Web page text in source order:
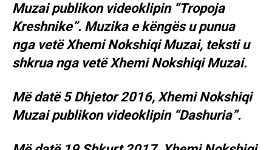
Muzai publikon videoklipin “Tropoja
Kreshnike”. Muzika e këngës u punua
nga vetë Xhemi Nokshiqi Muzai, teksti u
shkrua nga vetë Xhemi Nokshiqi Muzai.
Më datë 5 Dhjetor 2016, Xhemi Nokshiqi
Muzai publikon videoklipin “Dashuria”.